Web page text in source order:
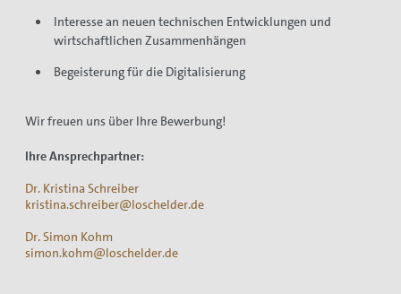
Interesse an neuen technischen Entwicklungen und
wirtschaftlichen Zusammenhängen
Begeisterung für die Digitalisierung
Wir freuen uns über Ihre Bewerbung!
Ihre Ansprechpartner:
Dr. Kristina Schreiber
kristina.schreiber@loschelder.de
Dr. Simon Kohm
simon.kohm@loschelder.de